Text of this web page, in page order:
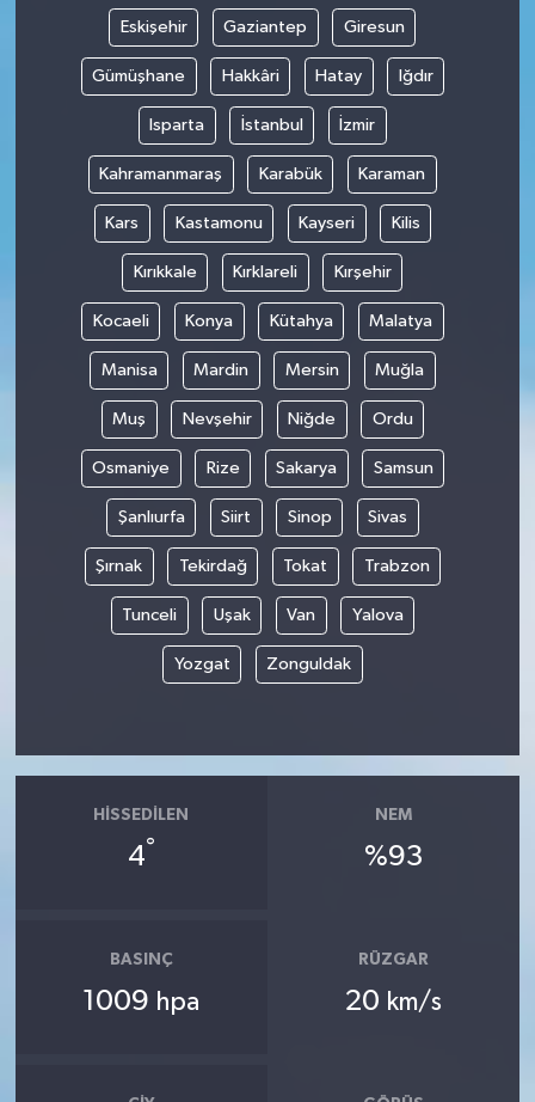
Eskişehir Gaziantep Giresun
Gümüşhane Hakkâri Hatay Iğdır
Isparta İstanbul İzmir
Kahramanmaraş Karabük Karaman
Kars Kastamonu Kayseri Kilis
Kırıkkale Kırklareli Kırşehir
Kocaeli Konya Kütahya Malatya
Manisa Mardin Mersin Muğla
Muş Nevşehir Niğde Ordu
Osmaniye Rize Sakarya Samsun
Şanlıurfa Siirt Sinop Sivas
Şırnak Tekirdağ Tokat Trabzon
Tunceli Uşak Van Yalova
Yozgat Zonguldak
HISSEDILEN
4°
NEM
%93
BASINÇ
1009 hpa
RÜZGAR
20 km/s